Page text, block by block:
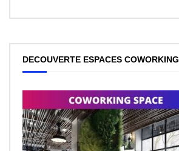
DECOUVERTE ESPACES COWORKING